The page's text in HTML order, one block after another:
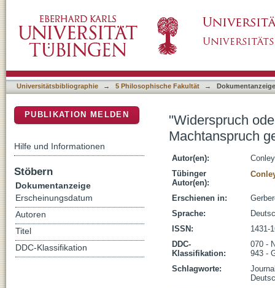
Journalisten durchsetzte
Universitätsbibliographie → 5 Philosophische Fakultät → Dokumentanzeige
"Widerspruch
Machtanspruch
Autor(en):
Tübinger
Autor(en):
Erschienen in:
Sprache:
ISSN:
1431-
DDC-
Klassifikation:
070 -
943 -
Schlagworte:
PUBLIKATION MELDEN
Hilfe und Informationen
Stöbern
Dokumentanzeige
Erscheinungsdatum
Autoren
Titel
DDC-Klassifikation